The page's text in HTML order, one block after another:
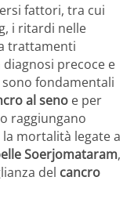
fattori, tra cui
i ritardi nelle
trattamenti
precoce e
fondamentali
al seno e per
raggiungano
mortalità legate a
Soerjomataram,
del cancro